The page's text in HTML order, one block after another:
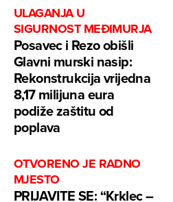
ULAGANJA U
SIGURNOST MEĐIMURJA
Posavec i Rezo obišli
Glavni murski nasip:
Rekonstrukcija vrijedna
8,17 milijuna eura
podiže zaštitu od
poplava
OTVORENO JE RADNO
MJESTO
PRIJAVITE SE: “Krklec –